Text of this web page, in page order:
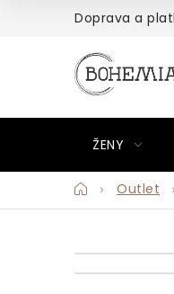
Doprava a
ŽENY
DomůOutlet